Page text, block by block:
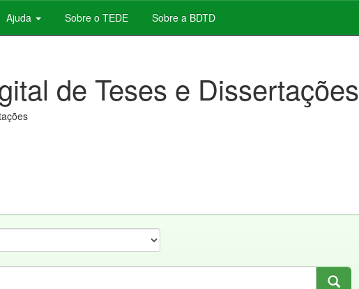
Ajuda Sobre o TEDE Sobre a BDTD
de Teses e Dissertações